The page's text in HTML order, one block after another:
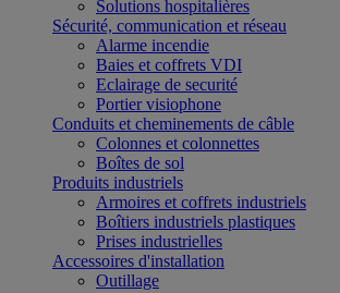
Solutions hospitalières
Sécurité, communication et réseau
Alarme incendie
Baies et coffrets VDI
Eclairage de securité
Portier visiophone
Conduits et cheminements de câble
Colonnes et colonnettes
Boîtes de sol
Produits industriels
Armoires et coffrets industriels
Boîtiers industriels plastiques
Prises industrielles
Accessoires d'installation
Outillage